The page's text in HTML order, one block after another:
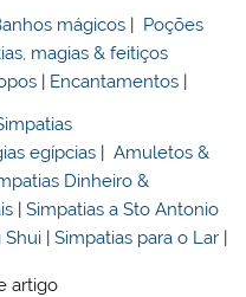
mágicos | Poções
magias & feitiços
| Encantamentos |
egípcias |Amuletos &
Dinheiro &
|Simpatias a Sto Antonio
Shui |Simpatias para o Lar |
artigo